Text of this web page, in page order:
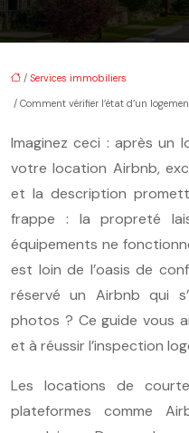
/ Services immobiliers
/ Comment vérifier l’état d’un
Imaginez ceci : après un
votre location Airbnb,
et la description
frappe : la propreté
équipements ne
est loin de l’oasis de
réservé un Airbnb qui
photos ? Ce guide vous
et à réussir l’inspection
Les locations de
plateformes comme